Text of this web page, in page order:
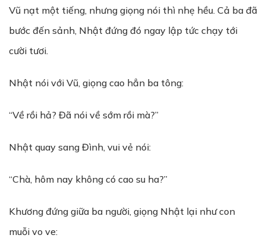
Vũ nạt một tiếng, nhưng giọng nói thì nhẹ hều. Cả ba đã
bước đến sảnh, Nhật đứng đó ngay lập tức chạy tới
cười tươi.
Nhật nói với Vũ, giọng cao hẳn ba tông:
“Về rồi hả? Đã nói về sớm rồi mà?”
Nhật quay sang Đình, vui vẻ nói:
“Chà, hôm nay không có cao su ha?”
Khương đứng giữa ba người, giọng Nhật lại như con
muỗi vo ve: